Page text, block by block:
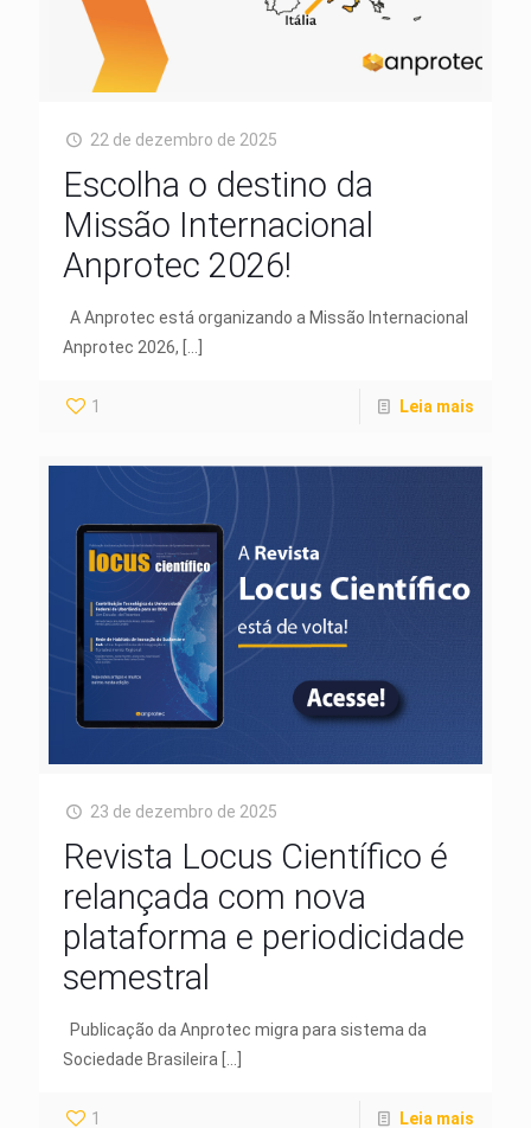
22 de dezembro de 2025
Escolha o destino da
Missão Internacional
Anprotec 2026!
A Anprotec está organizando a Missão Internacional
Anprotec 2026,
1 Leia mais
23 de dezembro de 2025
Revista Locus Científico é
relançada com nova
plataforma e periodicidade
semestral
Publicação da Anprotec migra para sistema da
Sociedade Brasileira
1 Leia mais